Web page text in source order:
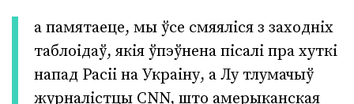
а памятаеце, мы ўсе смяяліся з заходніх
таблоідаў, якія ўпэўнена пісалі пра хуткі
напад Расіі на Украіну, а Лу тлумачыў
журналістцы CNN, што амерыканская